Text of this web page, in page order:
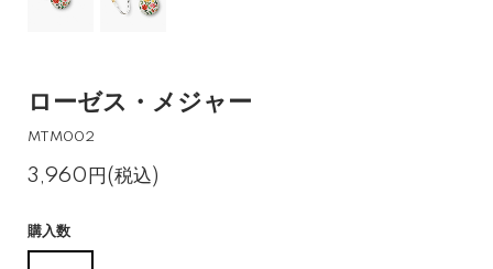
ローゼス・メジャー
MTM002
3,960円(税込)
購入数